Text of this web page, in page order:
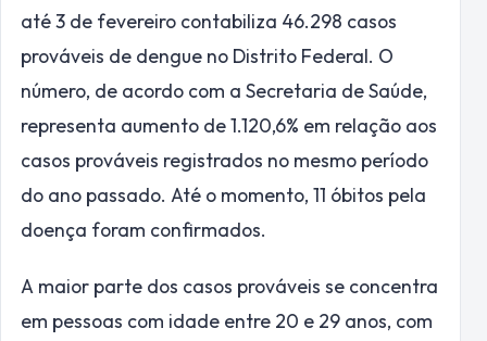
até 3 de fevereiro contabiliza 46.298 casos
prováveis de dengue no Distrito Federal. O
número, de acordo com a Secretaria de Saúde,
representa aumento de 1.120,6% em relação aos
casos prováveis registrados no mesmo período
do ano passado. Até o momento, 11 óbitos pela
doença foram confirmados.
A maior parte dos casos prováveis se concentra
em pessoas com idade entre 20 e 29 anos, com